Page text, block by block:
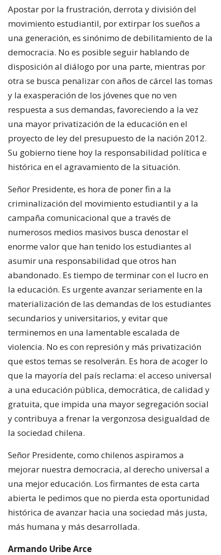
Apostar por la frustración, derrota y división del
movimiento estudiantil, por extirpar los sueños a
una generación, es sinónimo de debilitamiento de la
democracia. No es posible seguir hablando de
disposición al diálogo por una parte, mientras por
otra se busca penalizar con años de cárcel las tomas
y la exasperación de los jóvenes que no ven
respuesta a sus demandas, favoreciendo a la vez
una mayor privatización de la educación en el
proyecto de ley del presupuesto de la nación 2012.
Su gobierno tiene hoy la responsabilidad política e
histórica en el agravamiento de la situación.
Señor Presidente, es hora de poner fin a la
criminalización del movimiento estudiantil y a la
campaña comunicacional que a través de
numerosos medios masivos busca denostar el
enorme valor que han tenido los estudiantes al
asumir una responsabilidad que otros han
abandonado. Es tiempo de terminar con el lucro en
la educación. Es urgente avanzar seriamente en la
materialización de las demandas de los estudiantes
secundarios y universitarios, y evitar que
terminemos en una lamentable escalada de
violencia. No es con represión y más privatización
que estos temas se resolverán. Es hora de acoger lo
que la mayoría del país reclama: el acceso universal
a una educación pública, democrática, de calidad y
gratuita, que impida una mayor segregación social
y contribuya a frenar la vergonzosa desigualdad de
la sociedad chilena.
Señor Presidente, como chilenos aspiramos a
mejorar nuestra democracia, al derecho universal a
una mejor educación. Los firmantes de esta carta
abierta le pedimos que no pierda esta oportunidad
histórica de avanzar hacia una sociedad más justa,
más humana y más desarrollada.
Armando Uribe Arce